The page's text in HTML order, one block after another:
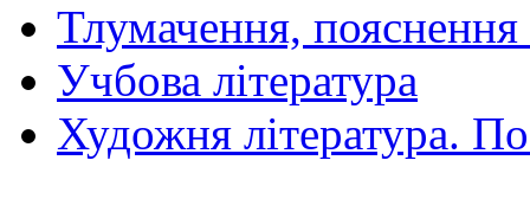
Тлумачення,
Учбова література
Художня література.